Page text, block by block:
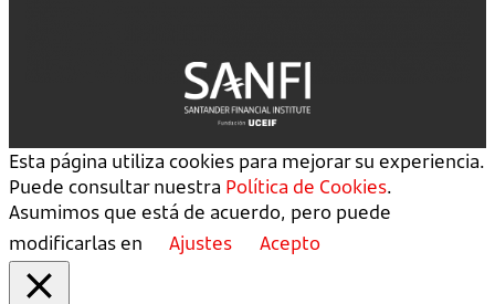
Esta página utiliza cookies para mejorar su experiencia.
Puede consultar nuestra Política de Cookies.
Asumimos que está de acuerdo, pero puede
modificarlas en
Ajustes Acepto